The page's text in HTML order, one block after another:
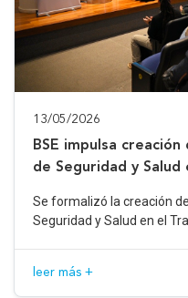
13/05/2026
BSE impulsa
de Seguridad y Salud
Se formalizó la creación
Seguridad y Salud en el
leer más +